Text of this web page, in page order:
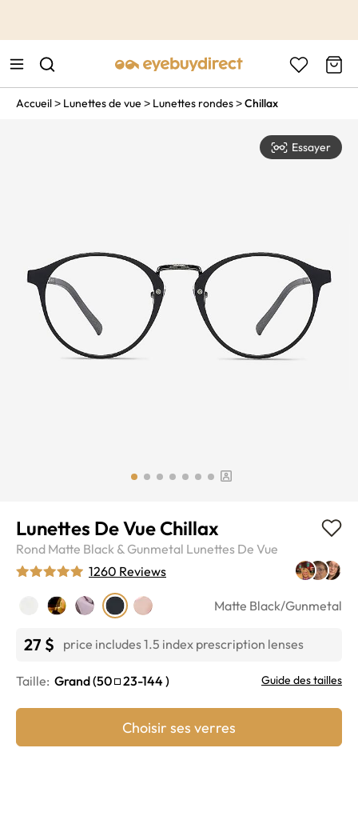
Accueil> Lunettes de vue > Lunettes rondes>Chillax
Essayer
Lunettes De Vue Chillax
Rond Matte Black & Gunmetal Lunettes De Vue
1260 Reviews
Matte Black/Gunmetal
27 $ price includes 1.5 index prescription lenses
Taille: Grand (50 23-144) Guide des tailles
Choisir ses verres